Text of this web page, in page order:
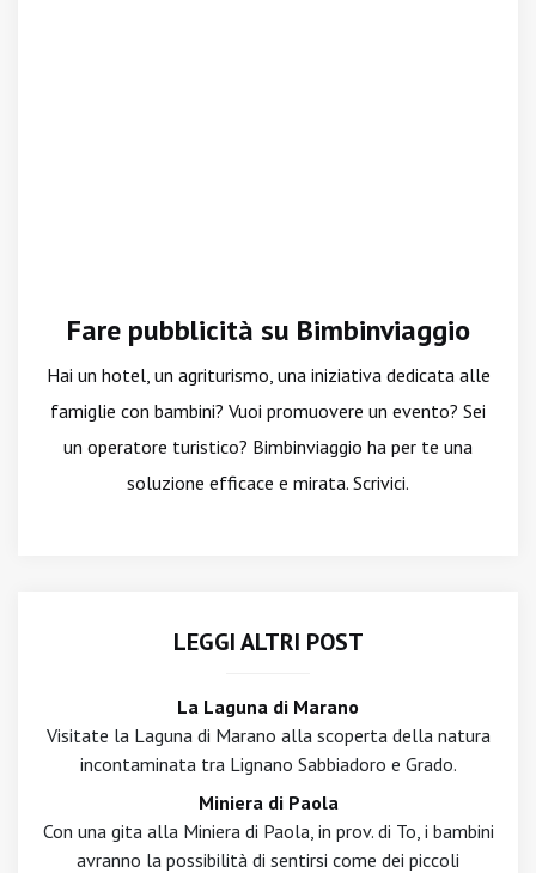
Fare pubblicità su Bimbinviaggio
Hai un hotel, un agriturismo, una iniziativa dedicata alle
famiglie con bambini? Vuoi promuovere un evento? Sei
un operatore turistico? Bimbinviaggio ha per te una
soluzione efficace e mirata. Scrivici.
LEGGI ALTRI POST
La Laguna di Marano
Visitate la Laguna di Marano alla scoperta della natura
incontaminata tra Lignano Sabbiadoro e Grado.
Miniera di Paola
Con una gita alla Miniera di Paola, in prov. di To, i bambini
avranno la possibilità di sentirsi come dei piccoli